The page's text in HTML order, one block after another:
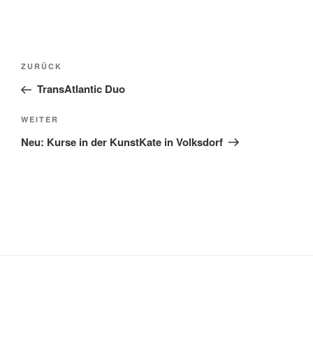
Beitragsnavigation
Vorheriger
Beitrag
ZURÜCK
TransAtlantic Duo
Nächster
Beitrag
WEITER
Neu: Kurse in der KunstKate in Volksdorf